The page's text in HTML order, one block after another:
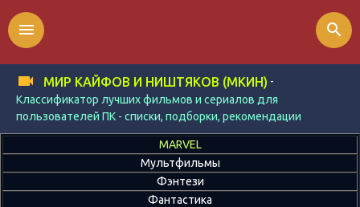
МИР КАЙФОВ И НИШТЯКОВ (МКИН) -
Классификатор лучших фильмов и сериалов для
пользователей ПК - списки, подборки, рекомендации
menu search
MARVEL
Мультфильмы
Фэнтези
Фантастика